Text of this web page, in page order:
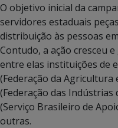
O objetivo inicial da
servidores estaduais
distribuição às pessoas
Contudo, a ação cresceu
entre elas instituições de
(Federação da Agricultura
(Federação das Indústrias
(Serviço Brasileiro de
outras.